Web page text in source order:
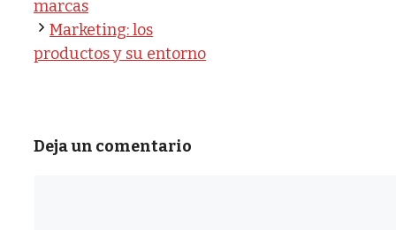
marcas
Marketing: los
productos y su entorno
Deja un comentario